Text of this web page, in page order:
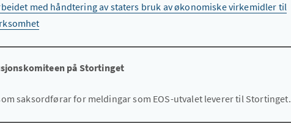
med håndtering av staters bruk av økonomiske virkemidler til
på Stortinget
saksordførar for meldingar som EOS-utvalet leverer til Stortinget.